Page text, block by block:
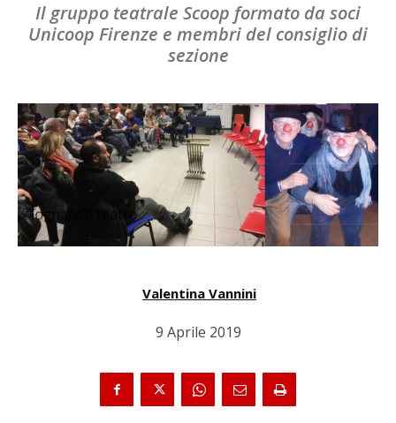
Il gruppo teatrale Scoop formato da soci
Unicoop Firenze e membri del consiglio di
sezione
Valentina Vannini
9 Aprile 2019